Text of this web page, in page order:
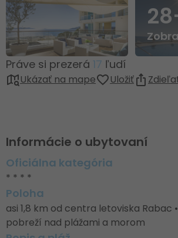
Práve si prezerá 17 ľudí
Ukázať na mape Uložiť
Informácie o ubytovaní
Oficiálna kategória
* * * *
Poloha
asi 1,8 km od centra letoviska Rabac
pobreží nad plážami a morom